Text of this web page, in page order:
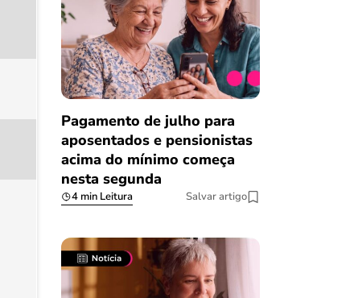
Pagamento de julho para
aposentados e pensionistas
acima do mínimo começa
nesta segunda
4 min Leitura Salvar artigo